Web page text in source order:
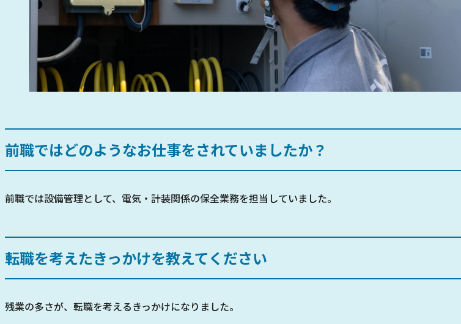
前職ではどのようなお仕事をされていましたか？
前職では設備管理として、電気・計装関係の保全業務を担当していました。
転職を考えたきっかけを教えてください
残業の多さが、転職を考えるきっかけになりました。